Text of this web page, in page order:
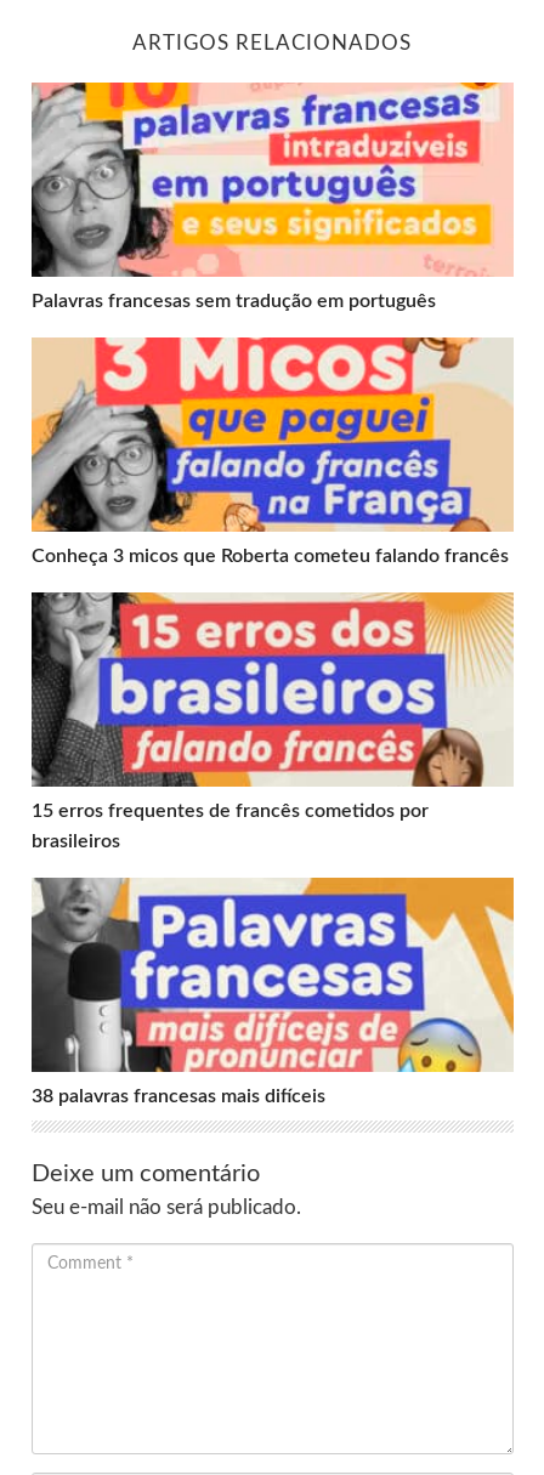
ARTIGOS RELACIONADOS
Palavras francesas sem tradução em português
Palavras francesas sem tradução em português
Conheça 3 micos que Roberta cometeu falando francês
Conheça 3 micos que Roberta cometeu falando francês
15 erros frequentes de francês cometidos por brasileiros
15 erros frequentes de francês cometidos por
brasileiros
38 palavras francesas mais difíceis
38 palavras francesas mais difíceis
Deixe um comentário
Seu e-mail não será publicado.